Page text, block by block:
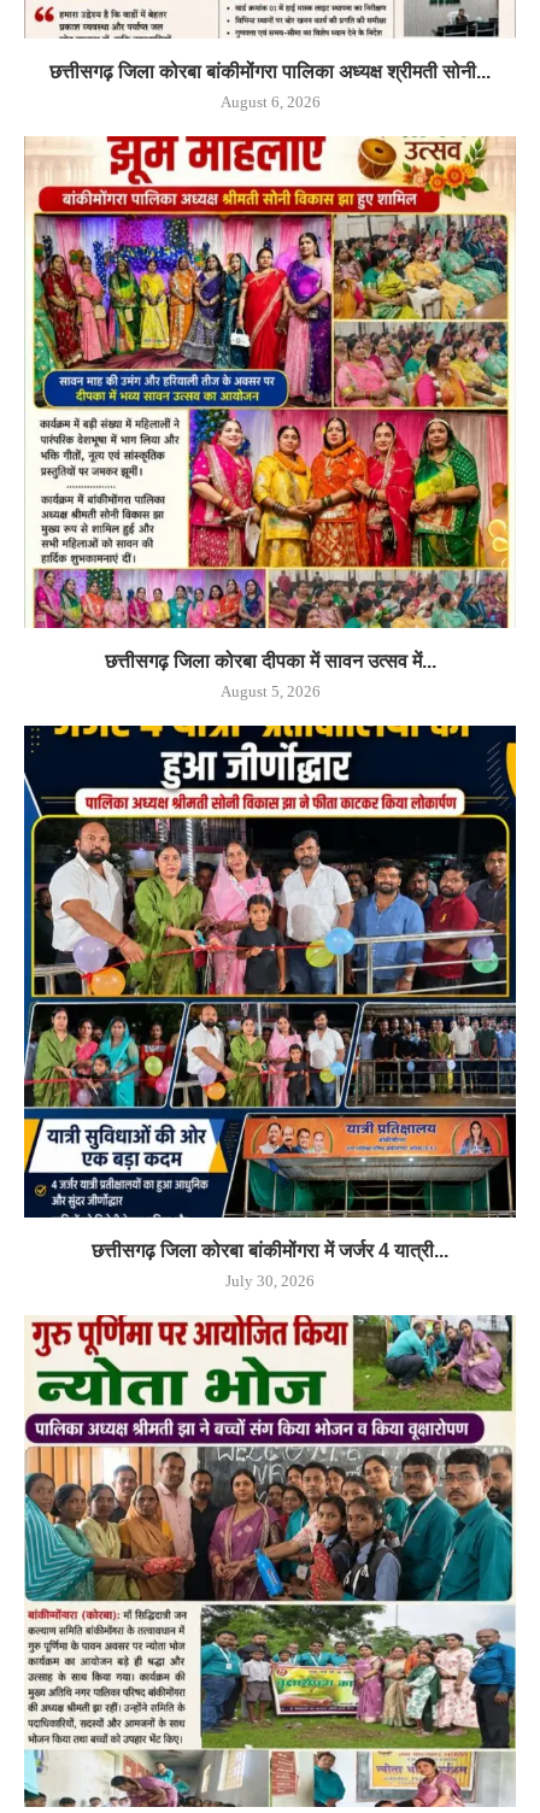
छत्तीसगढ़ जिला कोरबा बांकीमोंगरा पालिका अध्यक्ष श्रीमती सोनी...
August 6, 2026
छत्तीसगढ़ जिला कोरबा दीपका में सावन उत्सव में...
August 5, 2026
छत्तीसगढ़ जिला कोरबा बांकीमोंगरा में जर्जर 4 यात्री...
July 30, 2026